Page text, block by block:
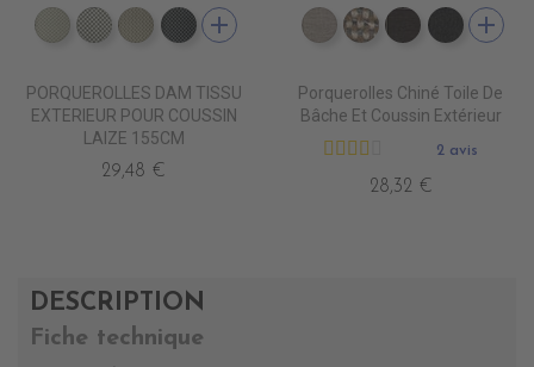
DD5500 BLANC INFINI
DD5501 BLANC D'ARGENT
DD5502 ZEPHIR
DD5503 SMOKY
add
PORQUEROLLES DAM TISSU
EXTERIEUR POUR COUSSIN
LAIZE 155CM
29,48 €
DD4080 MARBRE
DD4090 MARBRE
DD4220DD4470
add
Porquerolles Chiné Toile De
Bâche Et Coussin Extérieur
2 avis
28,32 €
DESCRIPTION
Fiche technique